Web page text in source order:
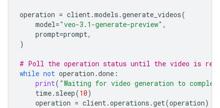
operation = client.models .generate_videos(
model="veo-3.1-generate-preview" ,
prompt=prompt,
)
# Poll the operation status until the video is
while not operation .done :
print( "Waiting for video generation to
time. sleep(10)
operation = client.operations .get(operation)